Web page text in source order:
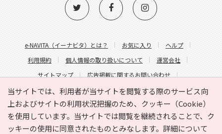
当サイトでは、利用者が当サイトを閲覧する際のサービス向
上およびサイトの利用状況把握のため、クッキー（Cookie）
を使用しています。当サイトでは閲覧を継続されることで、ク
ッキーの使用に同意されたものとみなします。詳細について
e-NAVITA（イーナビタ）とは？ お気に入り
ヘルプ
利用規約
個人情報の取り扱いについて
運営会社
サイトマップ
広告掲載に関するお問い合わせ
サイトの内容に関するお問い合わせ